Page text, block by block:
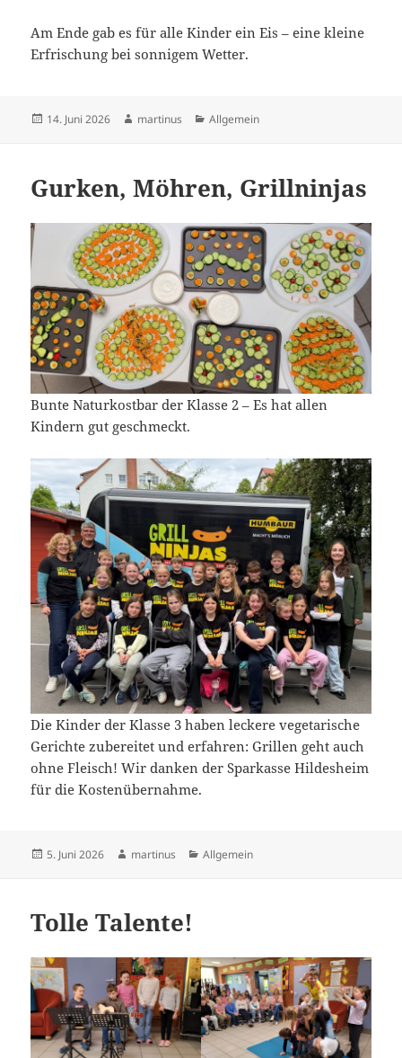
Am Ende gab es für alle Kinder ein Eis – eine kleine
Erfrischung bei sonnigem Wetter.
Veröffentlicht
14. Juni 2026 Autor
martinus Kategorien
Allgemein
Gurken, Möhren, Grillninjas
Bunte Naturkostbar der Klasse 2 – Es hat allen
Kindern gut geschmeckt.
Die Kinder der Klasse 3 haben leckere vegetarische
Gerichte zubereitet und erfahren: Grillen geht auch
ohne Fleisch! Wir danken der Sparkasse Hildesheim
für die Kostenübernahme.
Veröffentlicht
5. Juni 2026 Autor
martinus Kategorien
Allgemein
Tolle Talente!